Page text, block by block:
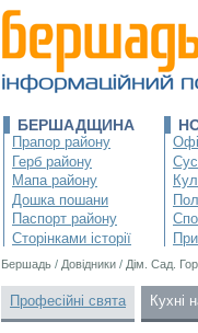
БЕРШАДЩИНА
Прапор району
Герб району
Мапа району
Дошка пошани
Паспорт району
Сторінками історії
Бершадь / Довідники / Дім. Сад.
Професійні свята Кухні